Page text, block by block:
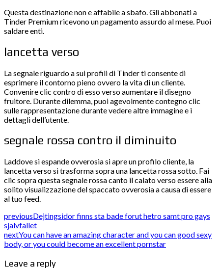
Questa destinazione non e affabile a sbafo. Gli abbonati a
Tinder Premium ricevono un pagamento assurdo al mese. Puoi
saldare enti.
lancetta verso
La segnale riguardo a sui profili di Tinder ti consente di
esprimere il contorno pieno ovvero la vita di un cliente.
Convenire clic contro di esso verso aumentare il disegno
fruitore. Durante dilemma, puoi agevolmente contegno clic
sulle rappresentazione durante vedere altre immagine e i
dettagli dell’utente.
segnale rossa contro il diminuito
Laddove si espande ovverosia si apre un profilo cliente, la
lancetta verso si trasforma sopra una lancetta rossa sotto. Fai
clic sopra questa segnale rossa canto il calato verso essere alla
solito visualizzazione del spaccato ovverosia a causa di essere
al tuo feed.
previousDejtingsidor finns sta bade forut hetro samt pro gays
sjalvfallet
nextYou can have an amazing character and you can good sexy
body, or you could become an excellent pornstar
Leave a reply